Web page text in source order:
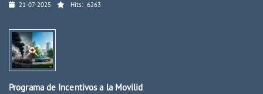
21-07-2025 Hits: 6263
Programa de Incentivos a la Movilid